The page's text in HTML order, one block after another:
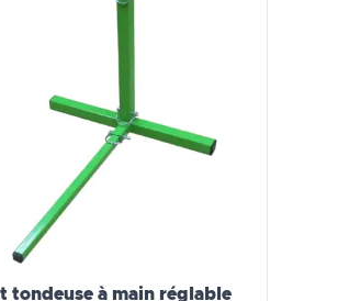
tondeuse à main réglable